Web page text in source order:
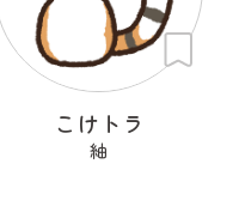
こけトラ
紬